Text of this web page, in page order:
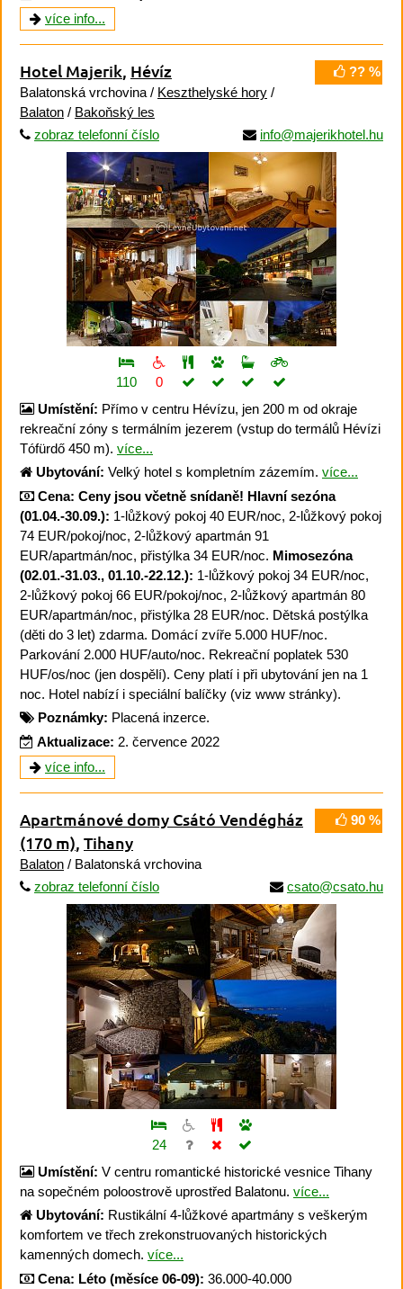
více info...
?? %
Hotel Majerik, Hévíz
Balatonská vrchovina / Keszthelyské hory /
Balaton / Bakoňský les
zobraz telefonní číslo
info@majerikhotel.hu
110
0
Umístění: Přímo v centru Hévízu, jen 200 m od okraje
rekreační zóny s termálním jezerem (vstup do termálů Hévízi
Tófürdő 450 m). více...
Ubytování: Velký hotel s kompletním zázemím. více...
Cena: Ceny jsou včetně snídaně! Hlavní sezóna
(01.04.-30.09.): 1-lůžkový pokoj 40 EUR/noc, 2-lůžkový pokoj
74 EUR/pokoj/noc, 2-lůžkový apartmán 91
EUR/apartmán/noc, přistýlka 34 EUR/noc. Mimosezóna
(02.01.-31.03., 01.10.-22.12.): 1-lůžkový pokoj 34 EUR/noc,
2-lůžkový pokoj 66 EUR/pokoj/noc, 2-lůžkový apartmán 80
EUR/apartmán/noc, přistýlka 28 EUR/noc. Dětská postýlka
(děti do 3 let) zdarma. Domácí zvíře 5.000 HUF/noc.
Parkování 2.000 HUF/auto/noc. Rekreační poplatek 530
HUF/os/noc (jen dospělí). Ceny platí i při ubytování jen na 1
noc. Hotel nabízí i speciální balíčky (viz www stránky).
Poznámky: Placená inzerce.
Aktualizace: 2. července 2022
více info...
90 %
Apartmánové domy Csátó Vendégház
(170 m), Tihany
Balaton / Balatonská vrchovina
zobraz telefonní číslo
csato@csato.hu
24
Umístění: V centru romantické historické vesnice Tihany
na sopečném poloostrově uprostřed Balatonu. více...
Ubytování: Rustikální 4-lůžkové apartmány s veškerým
komfortem ve třech zrekonstruovaných historických
kamenných domech. více...
Cena: Léto (měsíce 06-09): 36.000-40.000